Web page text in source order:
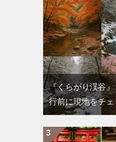
『くらがり渓谷
行前に現地をチ